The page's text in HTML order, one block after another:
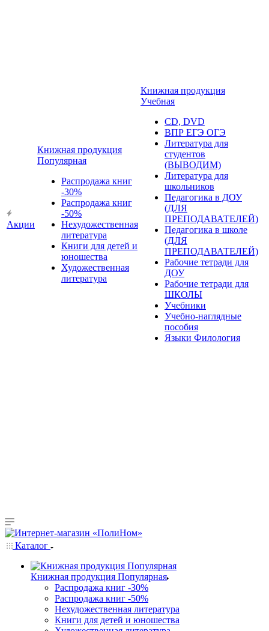
Акции
Книжная продукция
Популярная
Распродажа книг
-30%
Распродажа книг
-50%
Нехудожественная
литература
Книги для детей и
юношества
Художественная
литература
Книжная продукция
Учебная
CD, DVD
ВПР ЕГЭ ОГЭ
Литература для
студентов
(ВЫВОДИМ)
Литература для
школьников
Педагогика в ДОУ
(ДЛЯ
ПРЕПОДАВАТЕЛЕЙ)
Педагогика в школе
(ДЛЯ
ПРЕПОДАВАТЕЛЕЙ)
Рабочие тетради для
ДОУ
Рабочие тетради для
ШКОЛЫ
Учебники
Учебно-наглядные
пособия
Языки Филология
Каталог
Книжная продукция Популярная
Распродажа книг -30%
Распродажа книг -50%
Нехудожественная литература
Книги для детей и юношества